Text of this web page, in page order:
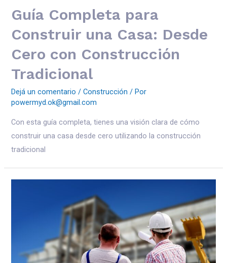
Guía Completa para
Construir una Casa: Desde
Cero con Construcción
Tradicional
Dejá un comentario /Construcción / Por
powermyd.ok@gmail.com
Con esta guía completa, tienes una visión clara de cómo
construir una casa desde cero utilizando la construcción
tradicional